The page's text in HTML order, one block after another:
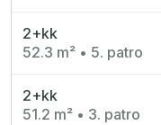
2+kk
52.3 m² • 5. patro
2+kk
51.2 m² • 3. patro